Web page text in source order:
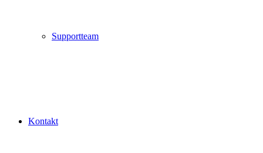
Supportteam
Kontakt